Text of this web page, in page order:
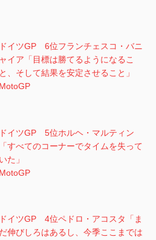
ドイツGP 6位フランチェスコ・バニ
ャイア「目標は勝てるようになるこ
と、そして結果を安定させること」
MotoGP
ドイツGP 5位ホルヘ・マルティン
「すべてのコーナーでタイムを失って
いた」
MotoGP
ドイツGP 4位ペドロ・アコスタ「ま
だ伸びしろはあるし、今季ここまでは